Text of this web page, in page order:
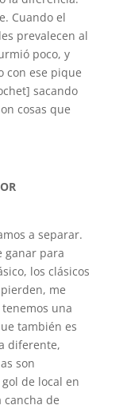
Cuando el
prevalecen al
poco, y
con ese pique
sacando
cosas que
a separar.
ganar para
los clásicos
me
una
también es
diferente,
son
de local en
de